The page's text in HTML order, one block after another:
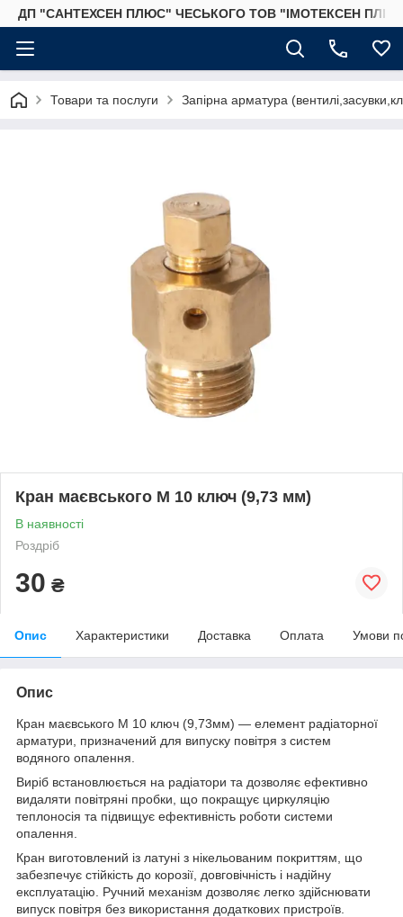
ДП "САНТЕХСЕН ПЛЮС" ЧЕСЬКОГО ТОВ "ІМОТЕКСЕН
Товари та послуги Запірна арматура
Кран маєвського М 10 ключ (9,73 мм)
В наявності
Роздріб
30 ₴
Опис Характеристики Доставка Оплата Умови
Опис
Кран маєвського М 10 ключ (9,73мм) — елемент радіаторної
арматури, призначений для випуску повітря з систем
водяного опалення.
Виріб встановлюється на радіатори та дозволяє ефективно
видаляти повітряні пробки, що покращує циркуляцію
теплоносія та підвищує ефективність роботи системи
опалення.
Кран виготовлений із латуні з нікельованим покриттям, що
забезпечує стійкість до корозії, довговічність і надійну
експлуатацію. Ручний механізм дозволяє легко здійснювати
випуск повітря без використання додаткових пристроїв.